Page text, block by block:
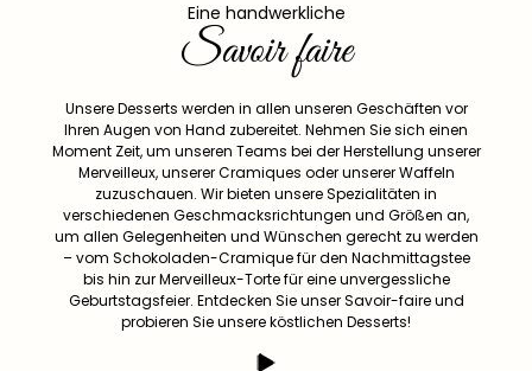
Eine handwerkliche
Savoir faire
Unsere Desserts werden in allen unseren Geschäften vor
Ihren Augen von Hand zubereitet. Nehmen Sie sich einen
Moment Zeit, um unseren Teams bei der Herstellung unserer
Merveilleux, unserer Cramiques oder unserer Waffeln
zuzuschauen. Wir bieten unsere Spezialitäten in
verschiedenen Geschmacksrichtungen und Größen an,
um allen Gelegenheiten und Wünschen gerecht zu werden
– vom Schokoladen-Cramique für den Nachmittagstee
bis hin zur Merveilleux-Torte für eine unvergessliche
Geburtstagsfeier. Entdecken Sie unser Savoir-faire und
probieren Sie unsere köstlichen Desserts!